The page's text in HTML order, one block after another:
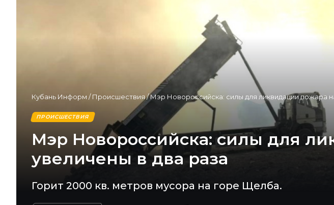
Кубань Информ /Происшествия/Мэр Новороссийска: силы для ликвидации пожара
ПРОИСШЕСТВИЯ
Мэр Новороссийска: силы для
увеличены в два раза
Горит 2000 кв. метров мусора на горе Щелба.